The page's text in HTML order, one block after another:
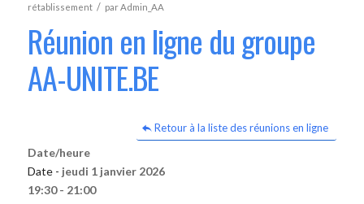
rétablissement / parAdmin_AA
Réunion en ligne du groupe
AA-UNITE.BE
Retour à la liste des réunions en ligne
Date/heure
Date - jeudi 1 janvier 2026
19:30 - 21:00